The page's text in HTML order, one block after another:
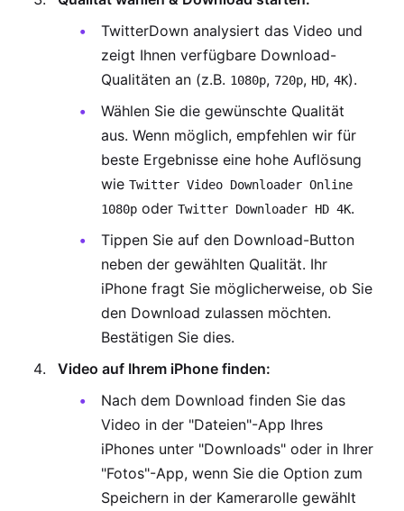
TwitterDown analysiert das Video und
zeigt Ihnen verfügbare Download-
Qualitäten an (z.B. 1080p, 720p, HD, 4K).
Wählen Sie die gewünschte Qualität
aus. Wenn möglich, empfehlen wir für
beste Ergebnisse eine hohe Auflösung
wie Twitter Video Downloader Online
1080p oder Twitter Downloader HD 4K.
Tippen Sie auf den Download-Button
neben der gewählten Qualität. Ihr
iPhone fragt Sie möglicherweise, ob Sie
den Download zulassen möchten.
Bestätigen Sie dies.
Video auf Ihrem iPhone finden:
Nach dem Download finden Sie das
Video in der "Dateien"-App Ihres
iPhones unter "Downloads" oder in Ihrer
"Fotos"-App, wenn Sie die Option zum
Speichern in der Kamerarolle gewählt